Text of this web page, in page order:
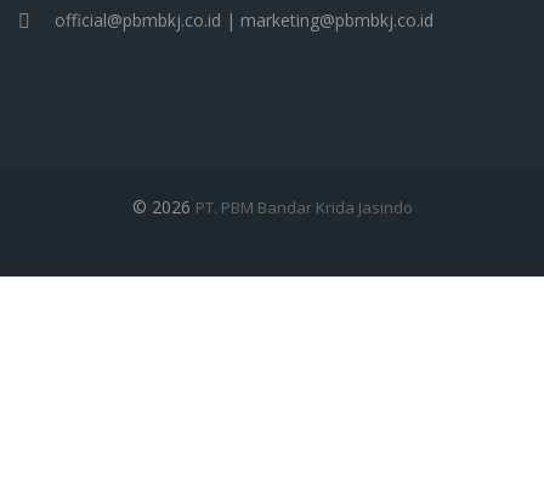
official@pbmbkj.co.id | marketing@pbmbkj.co.id
© 2026 PT. PBM Bandar Krida Jasindo